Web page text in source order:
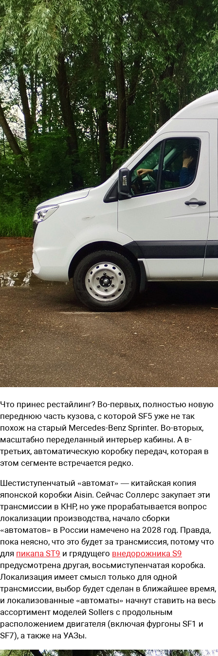
Что принес рестайлинг? Во-первых, полностью новую
переднюю часть кузова, с которой SF5 уже не так
похож на старый Mercedes-Benz Sprinter. Во-вторых,
масштабно переделанный интерьер кабины. А в-
третьих, автоматическую коробку передач, которая в
этом сегменте встречается редко.
Шестиступенчатый «автомат» — китайская копия
японской коробки Aisin. Сейчас Соллерс закупает эти
трансмиссии в КНР, но уже прорабатывается вопрос
локализации производства, начало сборки
«автоматов» в России намечено на 2028 год. Правда,
пока неясно, что это будет за трансмиссия, потому что
для пикапа ST9 и грядущего внедорожника S9
предусмотрена другая, восьмиступенчатая коробка.
Локализация имеет смысл только для одной
трансмиссии, выбор будет сделан в ближайшее время,
и локализованные «автоматы» начнут ставить на весь
ассортимент моделей Sollers с продольным
расположением двигателя (включая фургоны SF1 и
SF7), а также на УАЗы.